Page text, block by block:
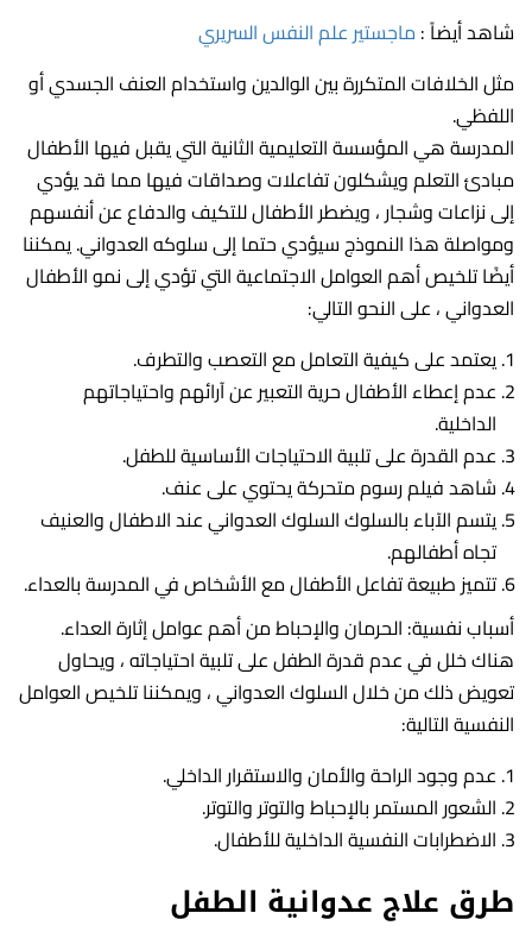
شاهد أيضاً : ماجستير علم النفس السريري
مثل الخلافات المتكررة بين الوالدين واستخدام العنف الجسدي أو
اللفظي.
المدرسة هي المؤسسة التعليمية الثانية التي يقبل فيها الأطفال
مبادئ التعلم ويشكلون تفاعلات وصداقات فيها مما قد يؤدي
إلى نزاعات وشجار ، ويضطر الأطفال للتكيف والدفاع عن أنفسهم
ومواصلة هذا النموذج سيؤدي حتما إلى سلوكه العدواني. يمكننا
أيضًا تلخيص أهم العوامل الاجتماعية التي تؤدي إلى نمو الأطفال
العدواني ، على النحو التالي:
يعتمد على كيفية التعامل مع التعصب والتطرف.
عدم إعطاء الأطفال حرية التعبير عن آرائهم واحتياجاتهم
الداخلية.
عدم القدرة على تلبية الاحتياجات الأساسية للطفل.
شاهد فيلم رسوم متحركة يحتوي على عنف.
يتسم الآباء بالسلوك السلوك العدواني عند الاطفال والعنيف
تجاه أطفالهم.
تتميز طبيعة تفاعل الأطفال مع الأشخاص في المدرسة بالعداء.
أسباب نفسية: الحرمان والإحباط من أهم عوامل إثارة العداء.
هناك خلل في عدم قدرة الطفل على تلبية احتياجاته ، ويحاول
تعويض ذلك من خلال السلوك العدواني ، ويمكننا تلخيص العوامل
النفسية التالية:
عدم وجود الراحة والأمان والاستقرار الداخلي.
الشعور المستمر بالإحباط والتوتر والتوتر.
الاضطرابات النفسية الداخلية للأطفال.
طرق علاج عدوانية الطفل